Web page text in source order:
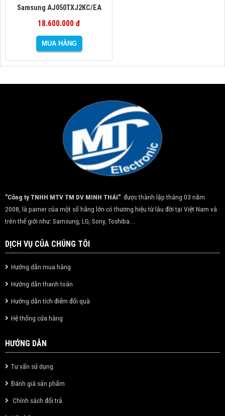
Samsung AJ050TXJ2KC/EA
18.600.000 đ
"Công ty TNHH MTV TM DV MINH THÁI" được thành lập tháng 03 năm
2008, là parner của một số hãng lớn có thương hiệu từ lâu đời tại Việt Nam và
trên thế giới như: Samsung, LG, Sony, Toshiba...
DỊCH VỤ CỦA CHÚNG TÔI
Hướng dẫn mua hàng
Hướng dẫn thanh toán
Hướng dẫn tích điểm đổi quà
Hệ thống cửa hàng
HƯỚNG DẪN
Tư vấn sử dụng
Đánh giá sản phẩm
Chính sách đổi trả